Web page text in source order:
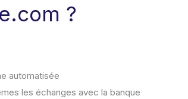
?
automatisée
les échanges avec la banque